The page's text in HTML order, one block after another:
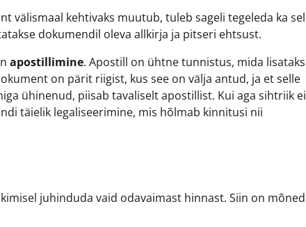
välismaal kehtivaks muutub, tuleb sageli tegeleda ka
dokumendil oleva allkirja ja pitseri ehtsust.
apostillimine. Apostill on ühtne tunnistus, mida
on pärit riigist, kus see on välja antud, ja et selle
ühinenud, piisab tavaliselt apostillist. Kui aga sihtriik ei
täielik legaliseerimine, mis hõlmab kinnitusi nii
juhinduda vaid odavaimast hinnast. Siin on mõned